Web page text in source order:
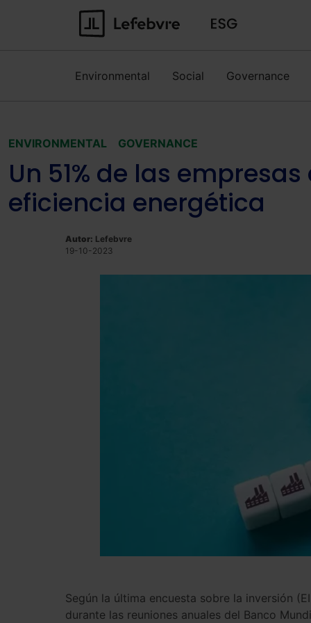
Environmental Social Governance
ENVIRONMENTAL GOVERNANCE
Un 51% de las
eficiencia energética
Autor: Lefebvre
19-10-2023
Según la última encuesta sobre la inversión (E
durante las reuniones anuales del Banco Mund